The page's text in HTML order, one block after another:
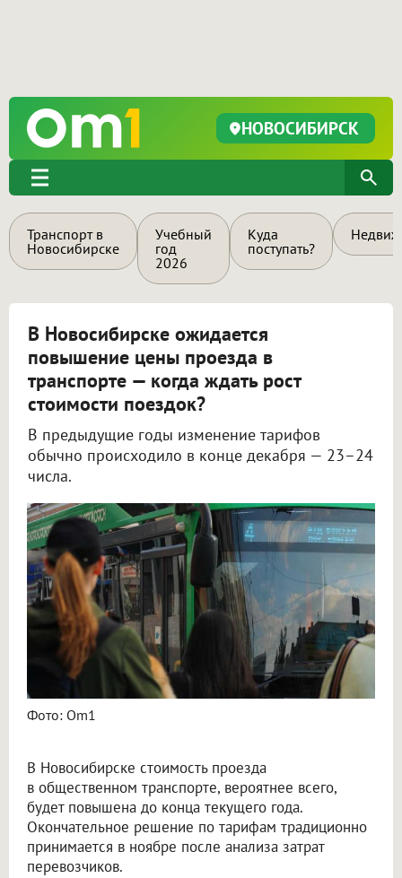
НОВОСИБИРСК
Транспорт в
Новосибирске
Учебный
год
2026
Куда
поступать?
В Новосибирске ожидается
повышение цены проезда в
транспорте — когда ждать рост
стоимости поездок?
В предыдущие годы изменение тарифов
обычно происходило в конце декабря — 23–24
числа.
Фото: Om1
В Новосибирске стоимость проезда
в общественном транспорте, вероятнее всего,
будет повышена до конца текущего года.
Окончательное решение по тарифам традиционно
принимается в ноябре после анализа затрат
перевозчиков.